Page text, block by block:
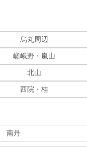
烏丸周辺
嵯峨野・嵐山
北山
西院・桂
南丹